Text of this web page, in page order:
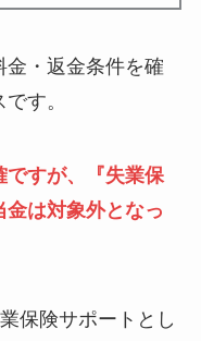
金・返金条件を確
す。
ですが、『失業保
金は対象外となっ
保険サポートとし